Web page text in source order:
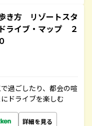
き方 リゾートスタ
イブ・マップ ２
過ごしたり、都会の喧
ドライブを楽しむ
詳細を見る